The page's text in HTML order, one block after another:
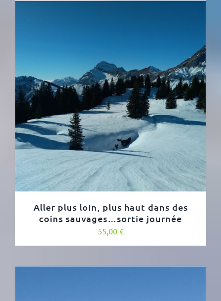
Aller plus loin, plus haut dans des
coins sauvages…sortie journée
55,00 €